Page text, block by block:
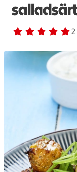
Betyg 5 av 5. 2
2 personer har